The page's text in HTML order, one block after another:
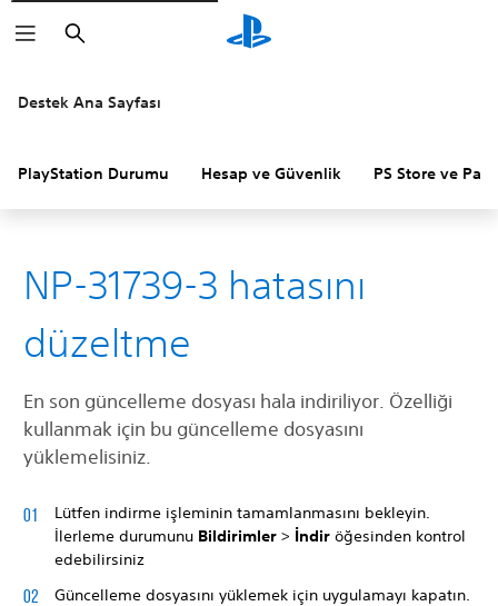
Arama
Destek Ana Sayfası
PlayStation Durumu Hesap ve Güvenlik PS Store ve
NP-31739-3 hatasını
düzeltme
En son güncelleme dosyası hala indiriliyor. Özelliği
kullanmak için bu güncelleme dosyasını
yüklemelisiniz.
Lütfen indirme işleminin tamamlanmasını bekleyin.
İlerleme durumunu Bildirimler > İndir öğesinden kontrol
edebilirsiniz
Güncelleme dosyasını yüklemek için uygulamayı kapatın.